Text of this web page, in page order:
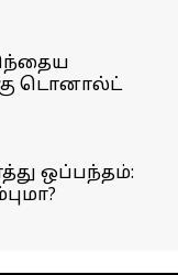
டொனால்ட்
ஒப்பந்தம்: